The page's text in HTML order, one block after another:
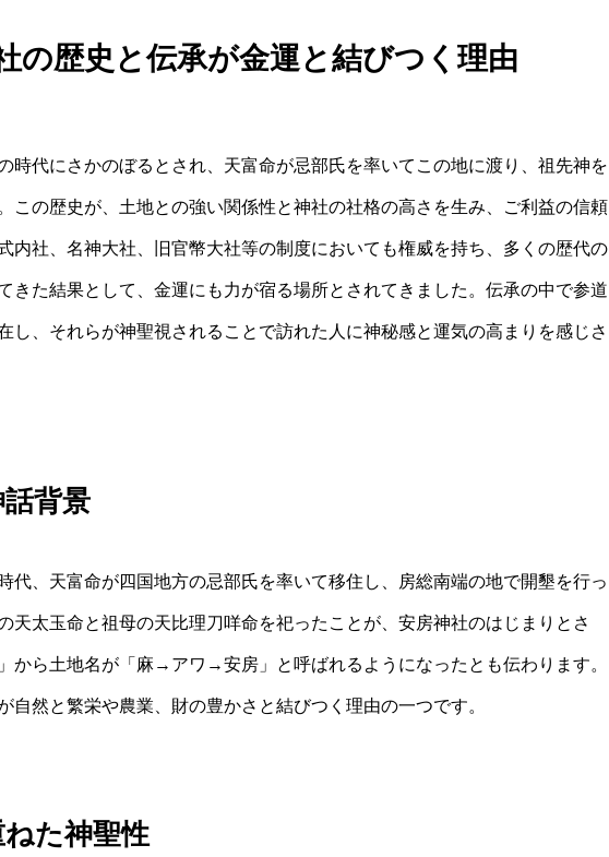
の歴史と伝承が金運と結びつく理由
時代にさかのぼるとされ、天富命が忌部氏を率いてこの地に渡り、祖先神を
この歴史が、土地との強い関係性と神社の社格の高さを生み、ご利益の信頼
内社、名神大社、旧官幣大社等の制度においても権威を持ち、多くの歴代の
きた結果として、金運にも力が宿る場所とされてきました。伝承の中で参道
し、それらが神聖視されることで訪れた人に神秘感と運気の高まりを感じさ
背景
代、天富命が四国地方の忌部氏を率いて移住し、房総南端の地で開墾を行っ
天太玉命と祖母の天比理刀咩命を祀ったことが、安房神社のはじまりとさ
から土地名が「麻→アワ→安房」と呼ばれるようになったとも伝わります。
自然と繁栄や農業、財の豊かさと結びつく理由の一つです。
た神聖性